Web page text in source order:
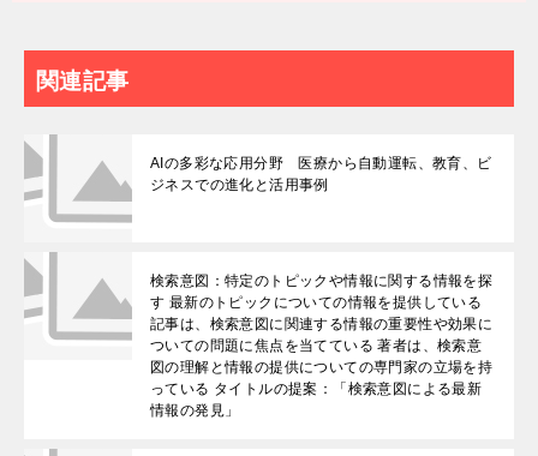
関連記事
AIの多彩な応用分野 医療から自動運転、教育、ビ
ジネスでの進化と活用事例
検索意図：特定のトピックや情報に関する情報を探
す 最新のトピックについての情報を提供している
記事は、検索意図に関連する情報の重要性や効果に
ついての問題に焦点を当てている 著者は、検索意
図の理解と情報の提供についての専門家の立場を持
っている タイトルの提案：「検索意図による最新
情報の発見」